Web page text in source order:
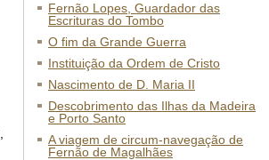
Fernão Lopes, Guardador das
Escrituras do Tombo
O fim da Grande Guerra
Instituição da Ordem de Cristo
Nascimento de D. Maria II
Descobrimento das Ilhas da Madeira
e Porto Santo
A viagem de circum-navegação de
Fernão de Magalhães